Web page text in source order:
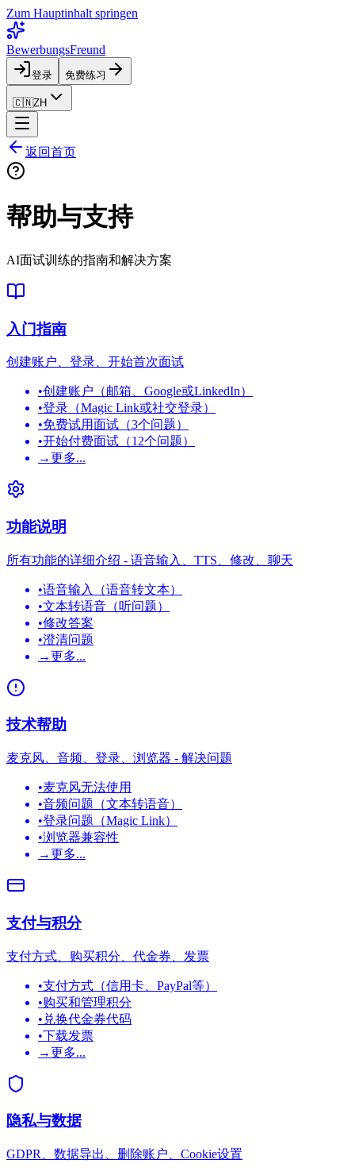
Zum Hauptinhalt springen
BewerbungsFreund
登录 免费练习
🇨🇳ZH
返回首页
帮助与支持
AI面试训练的指南和解决方案
入门指南
创建账户、登录、开始首次面试
•创建账户（邮箱、Google或LinkedIn）
•登录（Magic Link或社交登录）
•免费试用面试（3个问题）
•开始付费面试（12个问题）
→更多...
功能说明
所有功能的详细介绍 - 语音输入、TTS、修改、聊天
•语音输入（语音转文本）
•文本转语音（听问题）
•修改答案
•澄清问题
→更多...
技术帮助
麦克风、音频、登录、浏览器 - 解决问题
•麦克风无法使用
•音频问题（文本转语音）
•登录问题（Magic Link）
•浏览器兼容性
→更多...
支付与积分
支付方式、购买积分、代金券、发票
•支付方式（信用卡、PayPal等）
•购买和管理积分
• 兑换代金券代码
•下载发票
→更多...
隐私与数据
GDPR、数据导出、删除账户、Cookie设置